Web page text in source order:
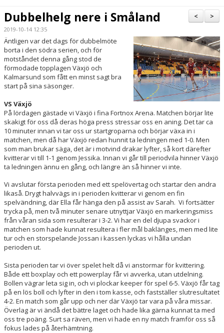
BILDGALLERI
DOKUMENT
KONTAKT
MATCHER
LAGETS FACEBOOK-SIDA
LAGETS INSTA
>
<
Dubbelhelg nere i Småland
2019-10-14 12:35
Äntligen var det dags för dubbelmöte
borta i den södra serien, och för
motståndet denna gång stod de
förmodade topplagen Växjö och
Kalmarsund som fått en minst sagt bra
start på sina säsonger.
VS Växjö
På lördagen gästade vi Växjö i fina Fortnox Arena. Matchen börjar lite
skakigt för oss då deras höga press stressar oss en aning. Det tar ca
10 minuter innan vi tar oss ur startgroparna och börjar växa in i
matchen, men då har Växjö redan hunnit ta ledningen med 1-0. Men
som man brukar säga, det är i motvind drakar lyfter, så kort därefter
kvitterar vi till 1-1 genom Jessika. Innan vi går till periodvila hinner Växjö
ta ledningen ännu en gång, och längre än så hinner vi inte.
Vi avslutar första perioden med ett spelövertag och startar den andra
likaså. Drygt halvvägs in i perioden kvitterar vi genom en fin
spelvändning, där Ella får hänga den på assist av Sarah. Vi fortsätter
trycka på, men två minuter senare utnyttjar Växjö en markeringsmiss
från våran sida som resulterar i 3-2. Vi har en del djupa svackor i
matchen som hade kunnat resultera i fler mål baklänges, men med lite
tur och en storspelande Jossan i kassen lyckas vi hålla undan
perioden ut.
Sista perioden tar vi över spelet helt då vi anstormar för kvittering.
Både ett boxplay och ett powerplay får vi avverka, utan utdelning.
Bollen vägrar leta sig in, och vi plockar keeper för spel 6-5. Växjö får tag
på en lös boll och lyfter in den i tom kasse, och fastställer slutresultatet
4-2. En match som går upp och ner där Växjö tar vara på våra missar.
Överlag är vi ändå det bättre laget och hade lika gärna kunnat ta med
oss tre poäng. Surt sa räven, men vi hade en ny match framför oss så
fokus lades på återhämtning.